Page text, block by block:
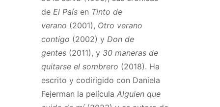
de El País en Tinto de
verano (2001), Otro verano
contigo (2002) y Don de
gentes (2011), y 30 maneras de
quitarse el sombrero (2018). Ha
escrito y codirigido con Daniela
Fejerman la película Alguien que